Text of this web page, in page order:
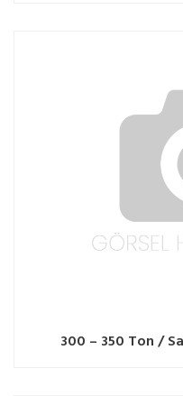
300 – 350 Ton /